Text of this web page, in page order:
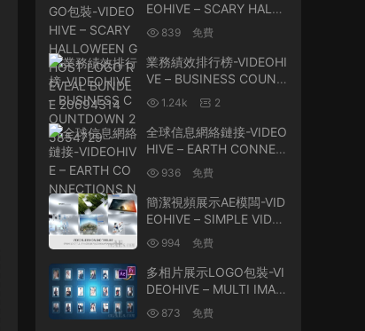
EOHIVE – SCARY HALL
OWEEN GHOST LOGO
REVEAL BUNDLE 20694
314
839 免費
業務績效排行榜-VIDEOHI
VE – BUSINESS COUNT
DOWN 25854729
1.24k 2
全球信息網絡鏈接-VIDEO
HIVE – EARTH CONNEC
TIONS NETWORK 2968
9522
936 免費
簡潔視頻展示AE模闆-VID
EOHIVE – SIMPLE VIDE
O TIMELINE AND SLIDE
SHOW 9596857
994 免費
多相片展示LOGO包裝-VI
DEOHIVE – MULTI IMAG
E LOGO REVEALER V.2 –
PREMIERE PRO 261923
873 免費